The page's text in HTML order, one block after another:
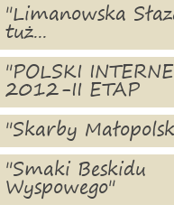
"Limanowska
tuż...
"POLSKI
2012-II ETAP
"Skarby
"Smaki Beskidu
Wyspowego"